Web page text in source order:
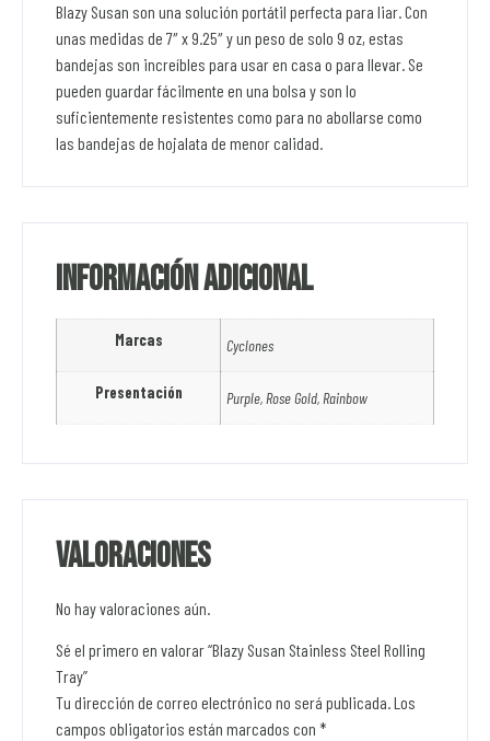
Blazy Susan son una solución portátil perfecta para liar. Con
unas medidas de 7″ x 9.25″ y un peso de solo 9 oz, estas
bandejas son increíbles para usar en casa o para llevar. Se
pueden guardar fácilmente en una bolsa y son lo
suficientemente resistentes como para no abollarse como
las bandejas de hojalata de menor calidad.
Información adicional
Marcas Cyclones
Presentación Purple, Rose Gold, Rainbow
Valoraciones
No hay valoraciones aún.
Sé el primero en valorar “Blazy Susan Stainless Steel Rolling
Tray”
Tu dirección de correo electrónico no será publicada.Los
campos obligatorios están marcados con *